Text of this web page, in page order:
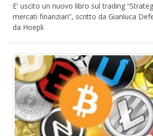
E' uscito un nuovo libro sul trading
mercati finanziari”, scritto da Gianluca
da Hoepli